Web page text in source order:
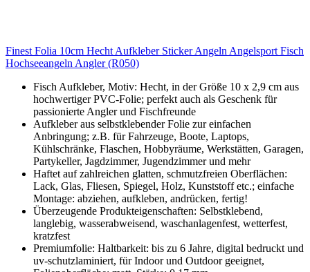
Finest Folia 10cm Hecht Aufkleber Sticker Angeln Angelsport Fisch
Hochseeangeln Angler (R050)
Fisch Aufkleber, Motiv: Hecht, in der Größe 10 x 2,9 cm aus
hochwertiger PVC-Folie; perfekt auch als Geschenk für
passionierte Angler und Fischfreunde
Aufkleber aus selbstklebender Folie zur einfachen
Anbringung; z.B. für Fahrzeuge, Boote, Laptops,
Kühlschränke, Flaschen, Hobbyräume, Werkstätten, Garagen,
Partykeller, Jagdzimmer, Jugendzimmer und mehr
Haftet auf zahlreichen glatten, schmutzfreien Oberflächen:
Lack, Glas, Fliesen, Spiegel, Holz, Kunststoff etc.; einfache
Montage: abziehen, aufkleben, andrücken, fertig!
Überzeugende Produkteigenschaften: Selbstklebend,
langlebig, wasserabweisend, waschanlagenfest, wetterfest,
kratzfest
Premiumfolie: Haltbarkeit: bis zu 6 Jahre, digital bedruckt und
uv-schutzlaminiert, für Indoor und Outdoor geeignet,